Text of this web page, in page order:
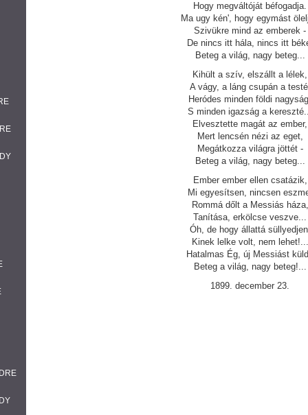
Hogy megváltóját béfogadja.
Ma ugy kén', hogy egymást
Szivükre mind az emberek -
De nincs itt hála, nincs itt
Beteg a világ, nagy beteg...
Kihült a szív, elszállt a lélek,
A vágy, a láng csupán a
Heródes minden földi
S minden igazság a
Elvesztette magát az ember,
Mert lencsén nézi az eget,
Megátkozza világra jöttét -
Beteg a világ, nagy beteg...
Ember ember ellen csatázik,
Mi egyesítsen, nincsen
Rommá dőlt a Messiás háza,
Tanítása, erkölcse veszve...
Óh, de hogy állattá
Kinek lelke volt, nem lehet!...
Hatalmas Ég, új Messiást
Beteg a világ, nagy beteg!...
1899. december 23.